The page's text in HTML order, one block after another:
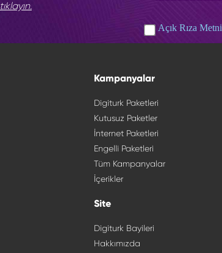
tıklayın.
Açık Rıza Metni
Kampanyalar
Digiturk Paketleri
Kutusuz Paketler
İnternet Paketleri
Engelli Paketleri
Tüm Kampanyalar
İçerikler
Site
Digiturk Bayileri
Hakkımızda